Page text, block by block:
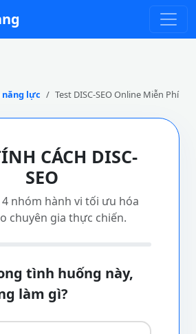
lực Test DISC-SEO Online Miễn Phí
CÁCH DISC-
SEO
nhóm hành vi tối ưu hóa
chuyên gia thực chiến.
tình huống này,
làm gì?